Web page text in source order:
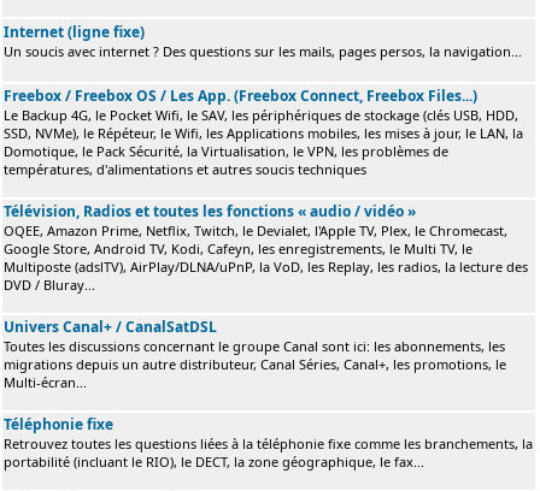
Internet (ligne fixe)
Un soucis avec internet ? Des questions sur les mails, pages persos, la navigation...
Freebox / Freebox OS / Les App. (Freebox Connect, Freebox Files...)
Le Backup 4G, le Pocket Wifi, le SAV, les périphériques de stockage (clés USB, HDD,
SSD, NVMe), le Répéteur, le Wifi, les Applications mobiles, les mises à jour, le LAN, la
Domotique, le Pack Sécurité, la Virtualisation, le VPN, les problèmes de
températures, d'alimentations et autres soucis techniques
Télévision, Radios et toutes les fonctions « audio / vidéo »
OQEE, Amazon Prime, Netflix, Twitch, le Devialet, l'Apple TV, Plex, le Chromecast,
Google Store, Android TV, Kodi, Cafeyn, les enregistrements, le Multi TV, le
Multiposte (adslTV), AirPlay/DLNA/uPnP, la VoD, les Replay, les radios, la lecture des
DVD / Bluray...
Univers Canal+ / CanalSatDSL
Toutes les discussions concernant le groupe Canal sont ici: les abonnements, les
migrations depuis un autre distributeur, Canal Séries, Canal+, les promotions, le
Multi-écran...
Téléphonie fixe
Retrouvez toutes les questions liées à la téléphonie fixe comme les branchements, la
portabilité (incluant le RIO), le DECT, la zone géographique, le fax...